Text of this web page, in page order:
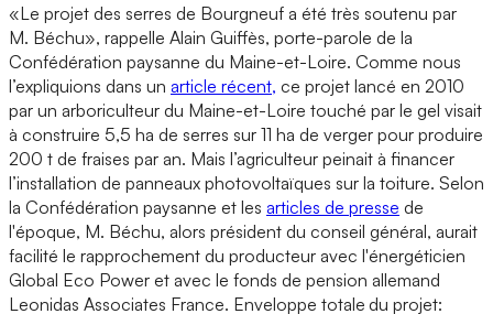
«Le projet des serres de Bourgneuf a été très soutenu par
M. Béchu», rappelle Alain Guiffès, porte-parole de la
Confédération paysanne du Maine-et-Loire. Comme nous
l’expliquions dans un article récent, ce projet lancé en 2010
par un arboriculteur du Maine-et-Loire touché par le gel visait
à construire 5,5 ha de serres sur 11 ha de verger pour produire
200 t de fraises par an. Mais l’agriculteur peinait à financer
l’installation de panneaux photovoltaïques sur la toiture. Selon
la Confédération paysanne et les articles de presse de
l'époque, M. Béchu, alors président du conseil général, aurait
facilité le rapprochement du producteur avec l'énergéticien
Global Eco Power et avec le fonds de pension allemand
Leonidas Associates France. Enveloppe totale du projet: